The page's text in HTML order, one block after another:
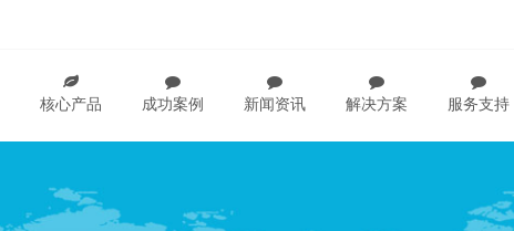
核心产品 成功案例 新闻资讯 解决方案 服务支持